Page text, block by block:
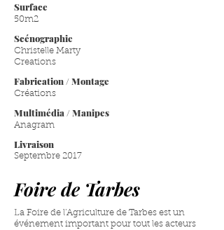
Surface
50m2
Scénographie
Christelle Marty
Creations
Fabrication / Montage
Créations
Multimédia / Manipes
Anagram
Septembre 2017
Livraison
Foire de Tarbes
La Foire de l’Agriculture de Tarbes est un
événement important pour tout les acteurs